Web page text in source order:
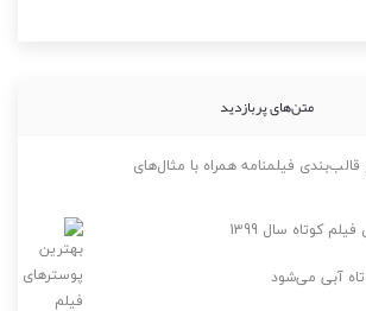
متن‌های پربازدید
فیلمنامه همراه با مثال‌های
کوتاه سال 1399
آبی می‌شود